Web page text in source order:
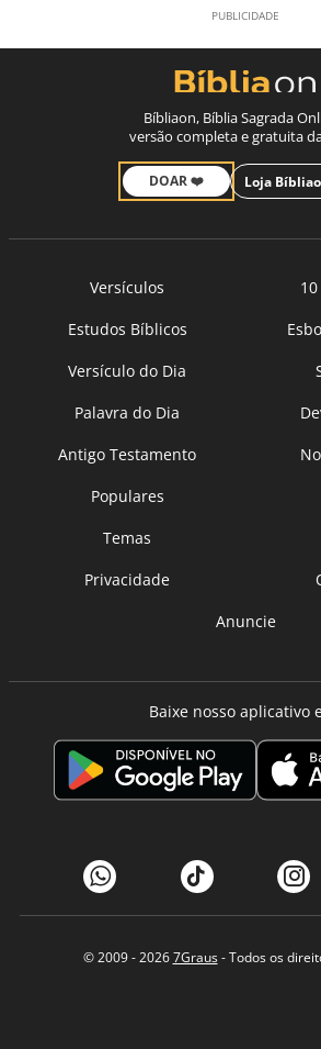
Bíbliaon, Bíblia Sagrada
versão completa e gratuita
DOAR ❤️ Loja
Versículos
Estudos Bíblicos
Versículo do Dia
Palavra do Dia
Antigo Testamento
Populares
Temas
Privacidade
Anuncie
Baixe nosso aplicativo
© 2009 - 20267Graus- Todos os